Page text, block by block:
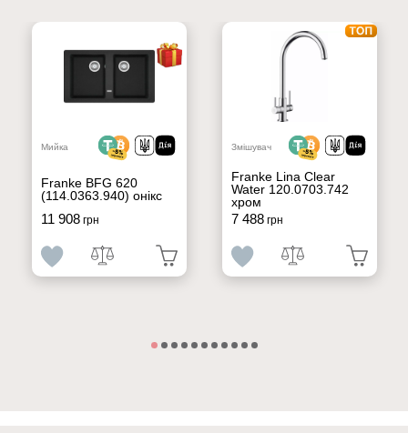
Мийка
Franke BFG 620
(114.0363.940) онікс
11 908грн
Змішувач
Franke Lina Clear
Water 120.0703.742
хром
7 488грн